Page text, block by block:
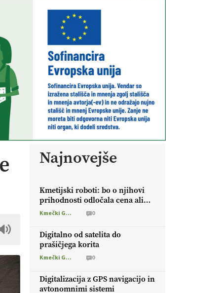
Najnovejše
Kmetijski roboti: bo o njihovi
prihodnosti odločala cena ali
prednosti za kmetijo?
Kmečki Glas 0
Digitalno od satelita do
prašičjega korita
Kmečki Glas 0
Digitalizacija z GPS navigacijo in
avtonomnimi sistemi